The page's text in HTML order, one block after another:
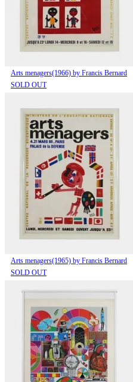
Arts menagers(1966) by Francis Bernard
SOLD OUT
Arts menagers(1965) by Francis Bernard
SOLD OUT